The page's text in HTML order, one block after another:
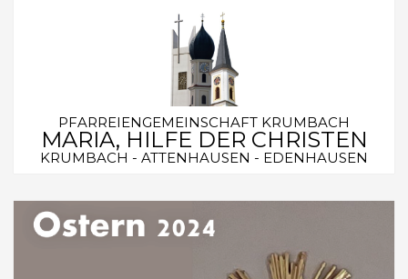
PFARREIENGEMEINSCHAFT KRUMBACH
MARIA, HILFE DER CHRISTEN
KRUMBACH - ATTENHAUSEN - EDENHAUSEN
Secondary
Navigation